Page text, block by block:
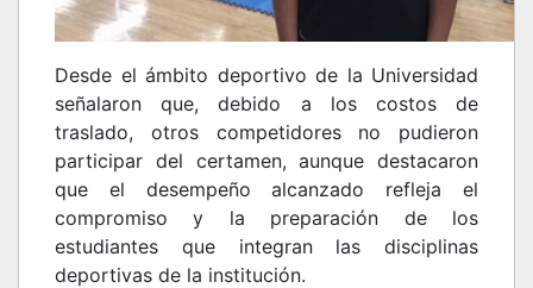
Desde el ámbito deportivo de la Universidad
señalaron que, debido a los costos de
traslado, otros competidores no pudieron
participar del certamen, aunque destacaron
que el desempeño alcanzado refleja el
compromiso y la preparación de los
estudiantes que integran las disciplinas
deportivas de la institución.